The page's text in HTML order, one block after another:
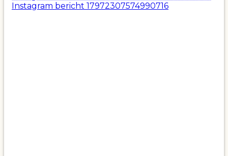
Instagram bericht 17972307574990716